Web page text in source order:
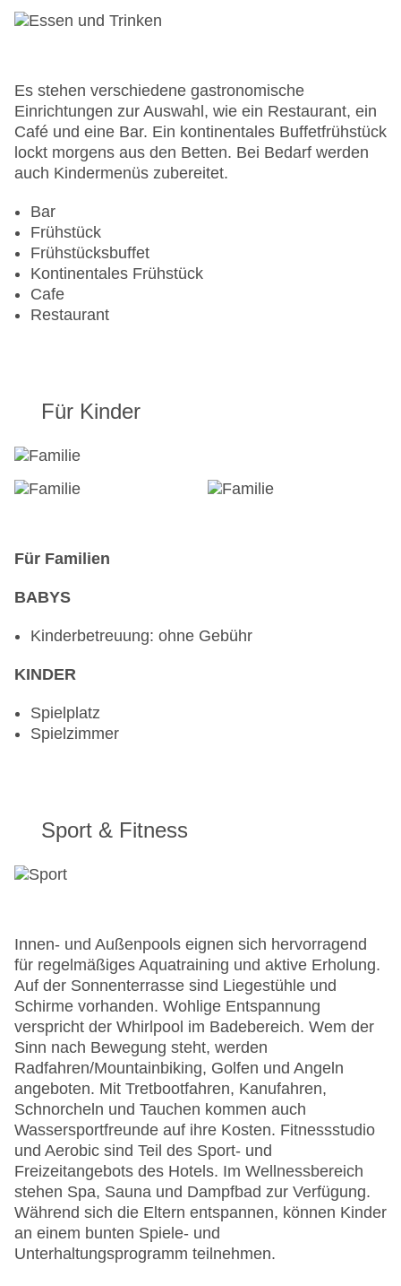
Hotelsafe
Minimarkt
Anzahl der Aufzüge: 1
Zimmerservice
Sonnenterrasse
Gesamtanzahl der Stockwerke: 3
Pools:Indoor Pool, Outdoor Pool, Sonnenschirme
am Pool, Liegen am Pool
Zahlungsarten: American Express, Mastercard,
Visa
Landeskategorie: 4 Sterne
Es stehen verschiedene gastronomische
Einrichtungen zur Auswahl, wie ein Restaurant, ein
Café und eine Bar. Ein kontinentales Buffetfrühstück
lockt morgens aus den Betten. Bei Bedarf werden
auch Kindermenüs zubereitet.
Bar
Frühstück
Frühstücksbuffet
Kontinentales Frühstück
Cafe
Restaurant
Für Kinder
Für Familien
BABYS
Kinderbetreuung: ohne Gebühr
KINDER
Spielplatz
Spielzimmer
Sport & Fitness
Innen- und Außenpools eignen sich hervorragend
für regelmäßiges Aquatraining und aktive Erholung.
Auf der Sonnenterrasse sind Liegestühle und
Schirme vorhanden. Wohlige Entspannung
verspricht der Whirlpool im Badebereich. Wem der
Sinn nach Bewegung steht, werden
Radfahren/Mountainbiking, Golfen und Angeln
angeboten. Mit Tretbootfahren, Kanufahren,
Schnorcheln und Tauchen kommen auch
Wassersportfreunde auf ihre Kosten. Fitnessstudio
und Aerobic sind Teil des Sport- und
Freizeitangebots des Hotels. Im Wellnessbereich
stehen Spa, Sauna und Dampfbad zur Verfügung.
Während sich die Eltern entspannen, können Kinder
an einem bunten Spiele- und
Unterhaltungsprogramm teilnehmen.